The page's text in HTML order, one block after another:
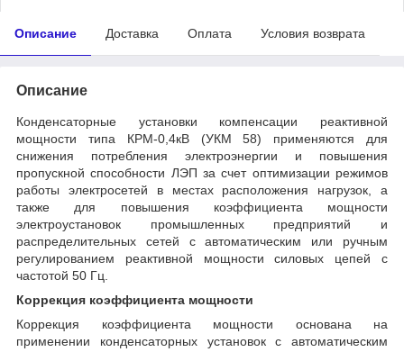
Описание Доставка Оплата Условия возврата
Описание
Конденсаторные установки компенсации реактивной
мощности типа КРМ-0,4кВ (УКМ 58) применяются для
снижения потребления электроэнергии и повышения
пропускной способности ЛЭП за счет оптимизации режимов
работы электросетей в местах расположения нагрузок, а
также для повышения коэффициента мощности
электроустановок промышленных предприятий и
распределительных сетей с автоматическим или ручным
регулированием реактивной мощности силовых цепей с
частотой 50 Гц.
Коррекция коэффициента мощности
Коррекция коэффициента мощности основана на
применении конденсаторных установок с автоматическим